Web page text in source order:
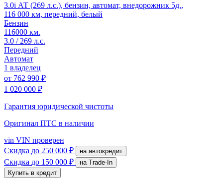
3.0i АТ (269 л.с.), бензин, автомат, внедорожник 5д.,
116 000 км, передний, белый
Бензин
116000 км.
3.0 / 269 л.с.
Передний
Автомат
1 владелец
от 762 990 ₽
1 020 000 ₽
Гарантия юридической чистоты
Оригинал ПТС в наличии
vin VIN проверен
Скидка до 250 000 ₽ на автокредит
Скидка до 150 000 ₽
на Trade-In
Купить в кредит